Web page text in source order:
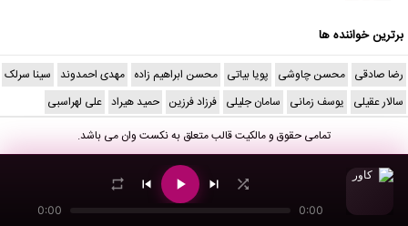
0:00
0:00
برترین خواننده ها
رضا صادقی محسن چاوشی پویا بیاتی محسن ابراهیم زاده مهدی احمدوند سینا سرلک
سالار عقیلی یوسف زمانی سامان جلیلی فرزاد فرزین حمید هیراد علی لهراسبی
تمامی حقوق و مالکیت قالب متعلق بهنکست وانمی باشد.